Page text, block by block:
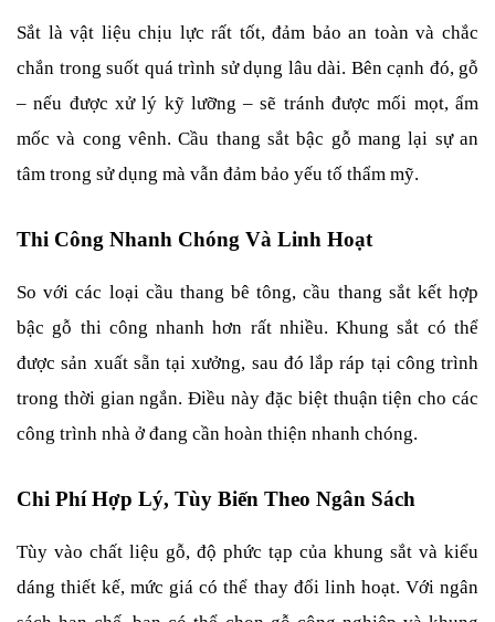
Sắt là vật liệu chịu lực rất tốt, đảm bảo an toàn và chắc
chắn trong suốt quá trình sử dụng lâu dài. Bên cạnh đó, gỗ
– nếu được xử lý kỹ lưỡng – sẽ tránh được mối mọt, ẩm
mốc và cong vênh. Cầu thang sắt bậc gỗ mang lại sự an
tâm trong sử dụng mà vẫn đảm bảo yếu tố thẩm mỹ.
Thi Công Nhanh Chóng Và Linh Hoạt
So với các loại cầu thang bê tông, cầu thang sắt kết hợp
bậc gỗ thi công nhanh hơn rất nhiều. Khung sắt có thể
được sản xuất sẵn tại xưởng, sau đó lắp ráp tại công trình
trong thời gian ngắn. Điều này đặc biệt thuận tiện cho các
công trình nhà ở đang cần hoàn thiện nhanh chóng.
Chi Phí Hợp Lý, Tùy Biến Theo Ngân Sách
Tùy vào chất liệu gỗ, độ phức tạp của khung sắt và kiểu
dáng thiết kế, mức giá có thể thay đổi linh hoạt. Với ngân